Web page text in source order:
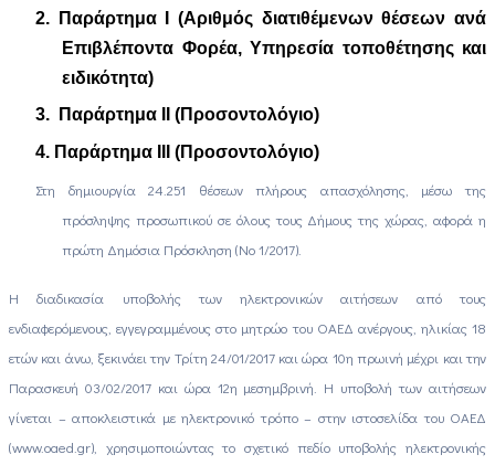
2.
Παράρτημα I (Αριθμός διατιθέμενων θέσεων ανά
Επιβλέποντα Φορέα, Υπηρεσία τοποθέτησης και
ειδικότητα)
3.
Παράρτημα II (Προσοντολόγιο)
4. Παράρτημα III (Προσοντολόγιο)
Στη δημιουργία 24.251 θέσεων πλήρους απασχόλησης, μέσω της
πρόσληψης προσωπικού σε όλους τους Δήμους της χώρας, αφορά η
πρώτη Δημόσια Πρόσκληση (Νο 1/2017).
Η διαδικασία υποβολής των ηλεκτρονικών αιτήσεων από τους
ενδιαφερόμενους, εγγεγραμμένους στο μητρώο του ΟΑΕΔ ανέργους, ηλικίας 18
ετών και άνω, ξεκινάει την Τρίτη 24/01/2017 και ώρα 10η πρωινή μέχρι και την
Παρασκευή 03/02/2017 και ώρα 12η μεσημβρινή. Η υποβολή των αιτήσεων
γίνεται – αποκλειστικά με ηλεκτρονικό τρόπο – στην ιστοσελίδα του ΟΑΕΔ
(www.oaed.gr), χρησιμοποιώντας το σχετικό πεδίο υποβολής ηλεκτρονικής